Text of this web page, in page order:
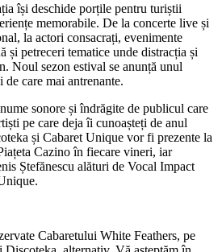
își deschide porțile pentru turiștii
memorabile. De la concerte live și
la actori consacrați, evenimente
și petreceri tematice unde distracția și
Noul sezon estival se anunță unul
care mai antrenante.
sonore și îndrăgite de publicul care
pe care deja îi cunoașteți de anul
și Cabaret Unique vor fi prezente la
Cazino în fiecare vineri, iar
Ștefănescu alături de Vocal Impact
Cabaretului White Feathers, pe